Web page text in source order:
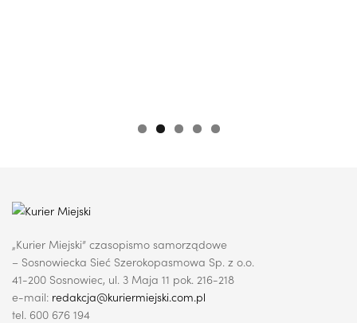
„Kurier Miejski” czasopismo samorządowe
– Sosnowiecka Sieć Szerokopasmowa Sp. z o.o.
41-200 Sosnowiec, ul. 3 Maja 11 pok. 216-218
e-mail: redakcja@kuriermiejski.com.pl
tel. 600 676 194